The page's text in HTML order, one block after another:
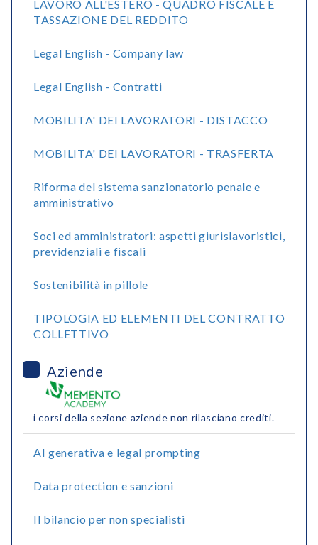
LAVORO ALL'ESTERO - QUADRO FISCALE E
TASSAZIONE DEL REDDITO
Legal English - Company law
Legal English - Contratti
MOBILITA' DEI LAVORATORI - DISTACCO
MOBILITA' DEI LAVORATORI - TRASFERTA
Riforma del sistema sanzionatorio penale e
amministrativo
Soci ed amministratori: aspetti giurislavoristici,
previdenziali e fiscali
Sostenibilità in pillole
TIPOLOGIA ED ELEMENTI DEL CONTRATTO
COLLETTIVO
Aziende
i corsi della sezione aziende non rilasciano crediti.
AI generativa e legal prompting
Data protection e sanzioni
Il bilancio per non specialisti